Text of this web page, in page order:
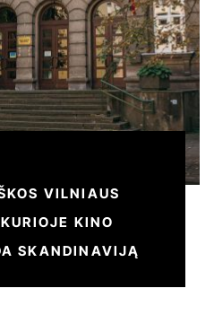
VILNIAUS
KINO
SKANDINAVIJĄ